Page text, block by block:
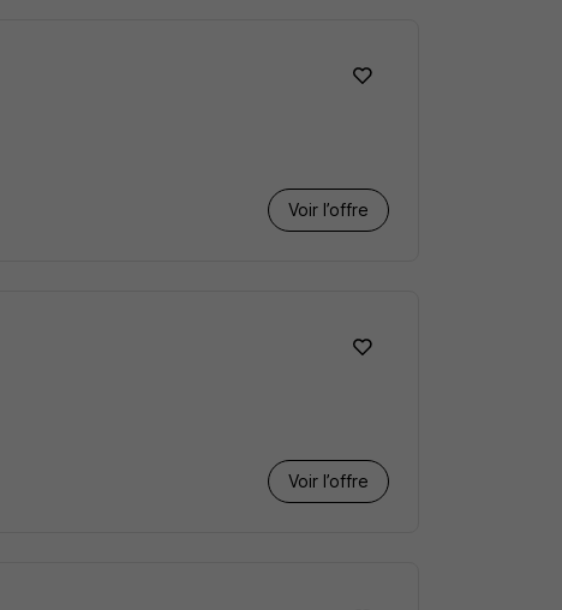
Voir l’offre
Voir l’offre